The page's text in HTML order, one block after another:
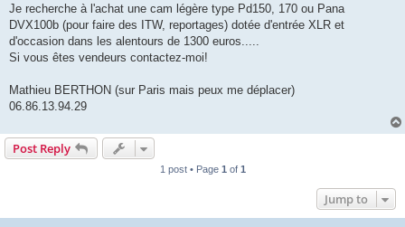
Je recherche à l'achat une cam légère type Pd150, 170 ou Pana
DVX100b (pour faire des ITW, reportages) dotée d'entrée XLR et
d'occasion dans les alentours de 1300 euros.....
Si vous êtes vendeurs contactez-moi!
Mathieu BERTHON (sur Paris mais peux me déplacer)
06.86.13.94.29
Post Reply
1 post • Page 1 of 1
Jump to